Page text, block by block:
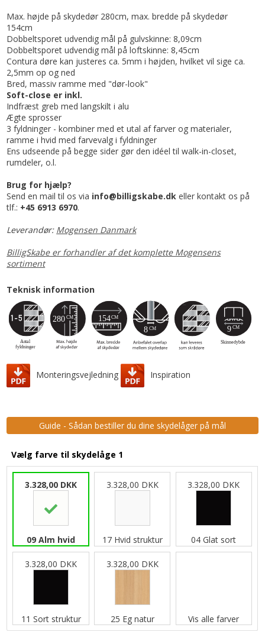
Max. højde på skydedør 280cm, max. bredde på skydedør
154cm
Dobbeltsporet udvendig mål på gulvskinne: 8,09cm
Dobbeltsporet udvendig mål på loftskinne: 8,45cm
Contura døre kan justeres ca. 5mm i højden, hvilket vil sige ca.
2,5mm op og ned
Bred, massiv ramme med "dør-look"
Soft-close er inkl.
Indfræst greb med langskilt i alu
Ægte sprosser
3 fyldninger - kombiner med et utal af farver og materialer,
ramme i hvid med farvevalg i fyldninger
Ens udseende på begge sider gør den idéel til walk-in-closet,
rumdeler, o.l.
Brug for hjælp?
Send en mail til os via info@billigskabe.dk eller kontakt os på
tlf.: +45 6913 6970.
Leverandør: Mogensen Danmark
BilligSkabe er forhandler af det komplette Mogensens
sortiment
Teknisk information
Monteringsvejledning Inspiration
Guide - Sådan bestiller du dine skydelåger på mål
Vælg farve til skydelåge 1
3.328,00 DKK
09 Alm hvid
3.328,00 DKK
17 Hvid struktur
3.328,00 DKK
04 Glat sort
3.328,00 DKK
11 Sort struktur
3.328,00 DKK
25 Eg natur Vis alle farver